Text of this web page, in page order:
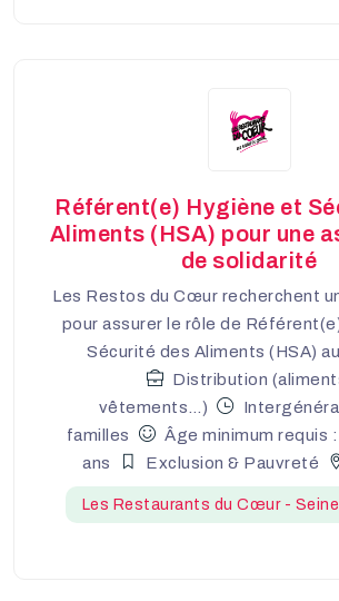
Référent(e) Hygiène et
Aliments (HSA) pour une
de solidarité
Les Restos du Cœur recherchent
pour assurer le rôle de
Sécurité des Aliments (HSA)
Distribution
vêtements…)
familles
Âge minimum requis
ans
Exclusion & Pauvreté
Les Restaurants du Cœur -